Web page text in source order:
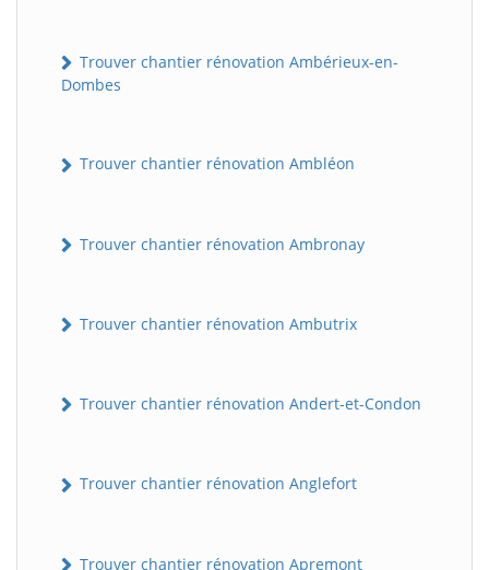
Trouver chantier rénovation Ambérieux-en-
Dombes
Trouver chantier rénovation Ambléon
Trouver chantier rénovation Ambronay
Trouver chantier rénovation Ambutrix
Trouver chantier rénovation Andert-et-Condon
Trouver chantier rénovation Anglefort
Trouver chantier rénovation Apremont